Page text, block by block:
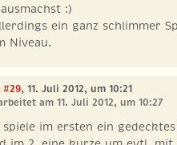
:)
ein ganz schlimmer
Niveau.
#29, 11. Juli 2012, um 10:21
am 11. Juli 2012, um 10:27
spiele im ersten ein